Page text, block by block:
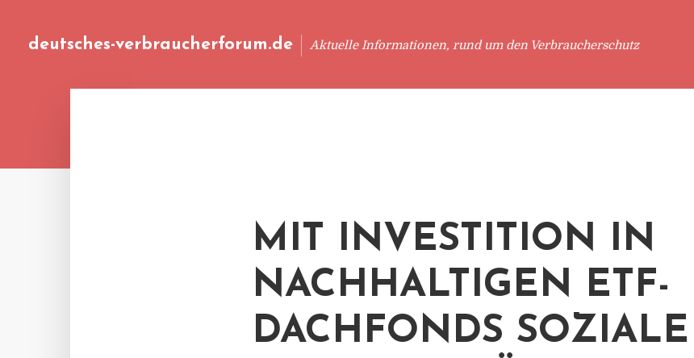
deutsches-verbraucherforum.de Aktuelle Informationen, rund um den Verbraucherschutz
MIT INVESTITION IN
NACHHALTIGEN ETF-
DACHFONDS SOZIALE